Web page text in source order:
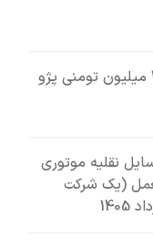
فرصت آخر حراجی 170 میلیون تومنی پژو
نقلیه موتوری
(یک شرکت